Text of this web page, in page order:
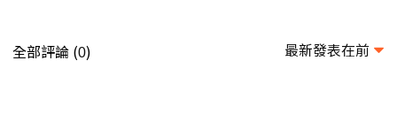
全部評論 (0) 最新發表在前